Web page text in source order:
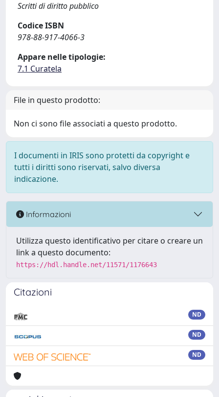
Scritti di diritto pubblico
Codice ISBN
978-88-917-4066-3
Appare nelle tipologie:
7.1 Curatela
File in questo prodotto:
Non ci sono file associati a questo prodotto.
I documenti in IRIS sono protetti da copyright e
tutti i diritti sono riservati, salvo diversa
indicazione.
Informazioni
Utilizza questo identificativo per citare o creare un
link a questo documento:
https://hdl.handle.net/11571/1176643
Citazioni
ND
ND
ND